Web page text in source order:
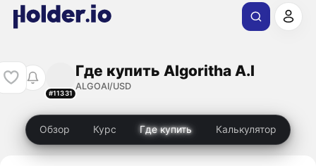
#11331
Где купить Algoritha A.I
ALGOAI/USD
Обзор Курс Где купить Калькулятор